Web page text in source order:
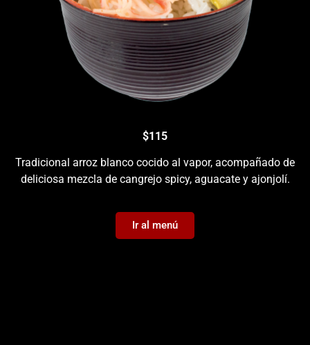
$115
Tradicional arroz blanco cocido al vapor, acompañado de
deliciosa mezcla de cangrejo spicy, aguacate y ajonjolí.
Ir al menú